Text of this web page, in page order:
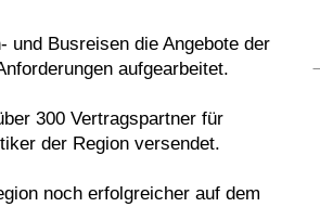
und Busreisen die Angebote der
aufgearbeitet.
300 Vertragspartner für
der Region versendet.
noch erfolgreicher auf dem